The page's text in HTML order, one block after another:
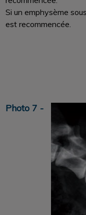
Si un emphysème
est recommencée.
Photo 7 -